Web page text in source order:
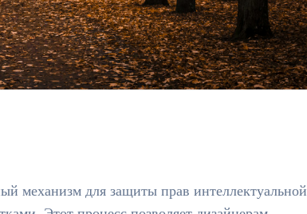
механизм для защиты прав интеллектуальной